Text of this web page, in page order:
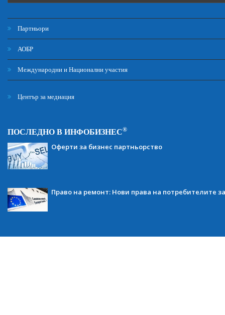
Партньори
АОБР
Международни и Национални участия
Център за медиация
ПОСЛЕДНО В ИНФОБИЗНЕС®
Оферти за бизнес партньорство
Право на ремонт: Нови права на потребителите